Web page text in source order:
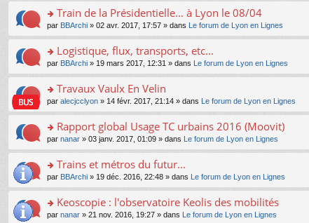
e
nt
s
ré
c
e
nt
le
pl
u
s
ré
c
e
nt
n
n
le
pl
u
s
ré
c
e
nt
a
g
e
n
n
le
pl
u
s
ré
c
e
nt
le
m
e
s
a
g
e
n
n
le
pl
u
s
ré
c
e
nt
s
ult
er
le
m
e
s
a
g
e
n
n
le
pl
u
s
ré
c
o
n
s
ult
er
le
m
e
s
a
g
e
n
n
le
pl
Train de la Présidentielle... à Lyon le 08/04
par BBArchi » 02 avr. 2017, 17:57 » dans Le forum de Lyon en Lignes
o
n
s
ult
er
le
m
e
s
a
g
e
n
n
Logistique, flux, transports, etc...
par BBArchi » 19 mars 2017, 12:31 » dans Le forum de Lyon en Lignes
o
n
s
ult
er
le
m
e
s
a
g
Travaux Vaulx En Velin
par alecjcclyon » 14 févr. 2017, 21:14 » dans Le forum de Lyon en Lignes
o
n
s
ult
er
le
m
e
Rapport global Usage TC urbains 2016 (Moovit)
par nanar » 03 janv. 2017, 01:09 » dans Le forum de Lyon en Lignes
o
n
s
ult
er
Trains et métros du futur...
par BBArchi » 19 déc. 2016, 22:48 » dans Le forum de Lyon en Lignes
o
Keoscopie : l'observatoire Keolis des mobilités
par nanar » 21 nov. 2016, 19:27 » dans Le forum de Lyon en Lignes